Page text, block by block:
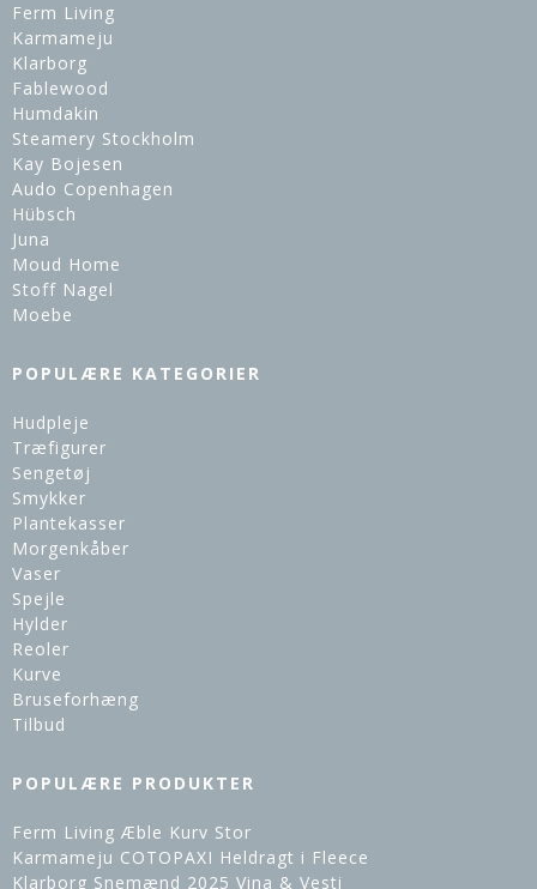
Ferm Living
Karmameju
Klarborg
Fablewood
Humdakin
Steamery Stockholm
Kay Bojesen
Audo Copenhagen
Hübsch
Juna
Moud Home
Stoff Nagel
Moebe
POPULÆRE KATEGORIER
Hudpleje
Træfigurer
Sengetøj
Smykker
Plantekasser
Morgenkåber
Vaser
Spejle
Hylder
Reoler
Kurve
Bruseforhæng
Tilbud
POPULÆRE PRODUKTER
Ferm Living Æble Kurv Stor
Karmameju COTOPAXI Heldragt i Fleece
Klarborg Snemænd 2025 Vina & Vesti